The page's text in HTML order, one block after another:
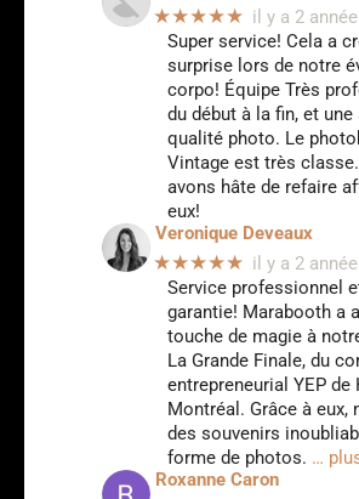
★★★★★ il y a 2
Super service! Cela a
surprise lors de notre
corpo! Équipe Très
du début à la fin, et une
qualité photo. Le
Vintage est très
avons hâte de refaire
eux!
Veronique Deveaux
★★★★★ il y a 2
Service professionnel
garantie! Marabooth a
touche de magie à
La Grande Finale, du
entrepreneurial YEP de
Montréal. Grâce à eux,
des souvenirs
forme de photos. …
Roxanne Caron